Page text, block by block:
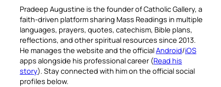
Pradeep Augustine is the founder of Catholic Gallery, a
faith-driven platform sharing Mass Readings in multiple
languages, prayers, quotes, catechism, Bible plans,
reflections, and other spiritual resources since 2013.
He manages the website and the officialAndroid/iOS
apps alongside his professional career (Read his
story). Stay connected with him on the official social
profiles below.